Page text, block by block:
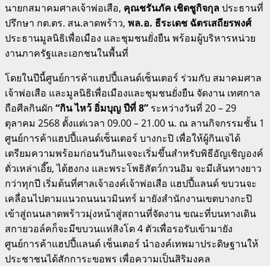
นายกสมาคมศาลเจ้าพ่อเสือ, คุณชรันภัค เชิดชูกิจกุลประธานที่
ปรึกษา กต.ตร. สน.ลาดพร้าว, พล.อ. ธีระเดช ฉัตรเสถียรพงศ์
ประธานมูลนิธิเพื่อเมือง และชุมชนยั่งยืน พร้อมผู้บริหารหน่วย
งานภาครัฐและเอกชนในพื้นที่
โดยในปีนี้ศูนย์การค้าแฮปปี้แลนด์เซ็นเตอร์ ร่วมกับ สมาคมศาล
เจ้าพ่อเสือ และมูลนิธิเพื่อเมืองและชุมชนยั่งยืน จัดงาน เทศกาล
ถือศีลกินผัก “กิน ไหว้ อิ่มบุญ ปีที่ 8” ระหว่างวันที่ 20 – 29
ตุลาคม 2568 ตั้งแต่เวลา 09.00 – 21.00 น. ณ ลานกิจกรรมชั้น 1
ศูนย์การค้าแฮปปี้แลนด์เซ็นเตอร์ บางกะปิ เพื่อให้ผู้กินเจได้
เตรียมความพร้อมก่อนวันกินเจจะเริ่มขึ้นสำหรับพิธีอัญเชิญองค์
ตั่วเหล่าเอี๊ย, ไต้ฮงกง และพระโพธิสัตว์กวนอิม จะมีเส้นทางยาว
กว่าทุกปี เริ่มต้นที่ศาลเจ้าองค์เจ้าพ่อเสือ แฮปปี้แลนด์ ขบวนจะ
เคลื่อนไปตามแนวถนนนวมินทร์ มายังสำนักงานเขตบางกะปิ
เข้าสู่ถนนลาดพร้าวมุ่งหน้าสู่สถานที่จัดงาน ขณะที่บนทางเดิน
สกายวอล์คก็จะมีขบวนแห่สิงโต 4 ตัวเพื่อรอรับเข้ามายัง
ศูนย์การค้าแฮปปี้แลนด์ เซ็นเตอร์ นำองค์เทพมาประดิษฐานให้
ประชาชนได้สักการะขอพร เพื่อความเป็นสิริมงคล